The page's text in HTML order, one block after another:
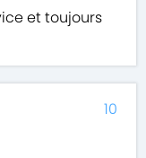
et toujours
10